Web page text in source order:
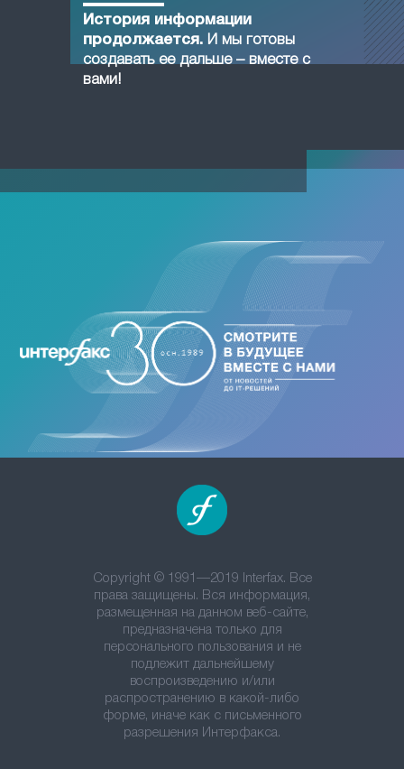
История информации
продолжается. И мы готовы
создавать ее дальше – вместе с
вами!
Copyright © 1991—2019 Interfax. Все
права защищены. Вся информация,
размещенная на данном веб-сайте,
предназначена только для
персонального пользования и не
подлежит дальнейшему
воспроизведению и/или
распространению в какой-либо
форме, иначе как с письменного
разрешения Интерфакса.